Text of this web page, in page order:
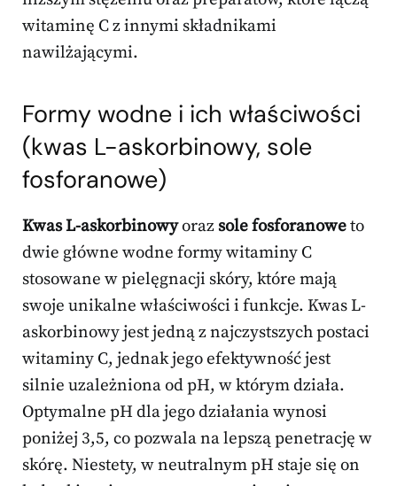
witaminę C z innymi składnikami
nawilżającymi.
Formy wodne i ich właściwości
(kwas L-askorbinowy, sole
fosforanowe)
Kwas L-askorbinowyoraz sole fosforanoweto
dwie główne wodne formy witaminy C
stosowane w pielęgnacji skóry, które mają
swoje unikalne właściwości i funkcje. Kwas L-
askorbinowy jest jedną z najczystszych postaci
witaminy C, jednak jego efektywność jest
silnie uzależniona od pH, w którym działa.
Optymalne pH dla jego działania wynosi
poniżej 3,5, co pozwala na lepszą penetrację w
skórę. Niestety, w neutralnym pH staje się on